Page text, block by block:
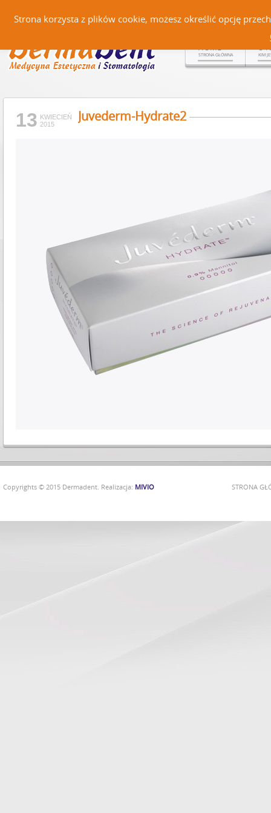
HOME
STRONA GŁÓWNA
O
KIM
13 KWIECIEŃ
2015
Juvederm-Hydrate2
STRONA
Copyrights © 2015 Dermadent. Realizacja: MIVIO
Strona korzysta z plików cookie, możesz określić opcję